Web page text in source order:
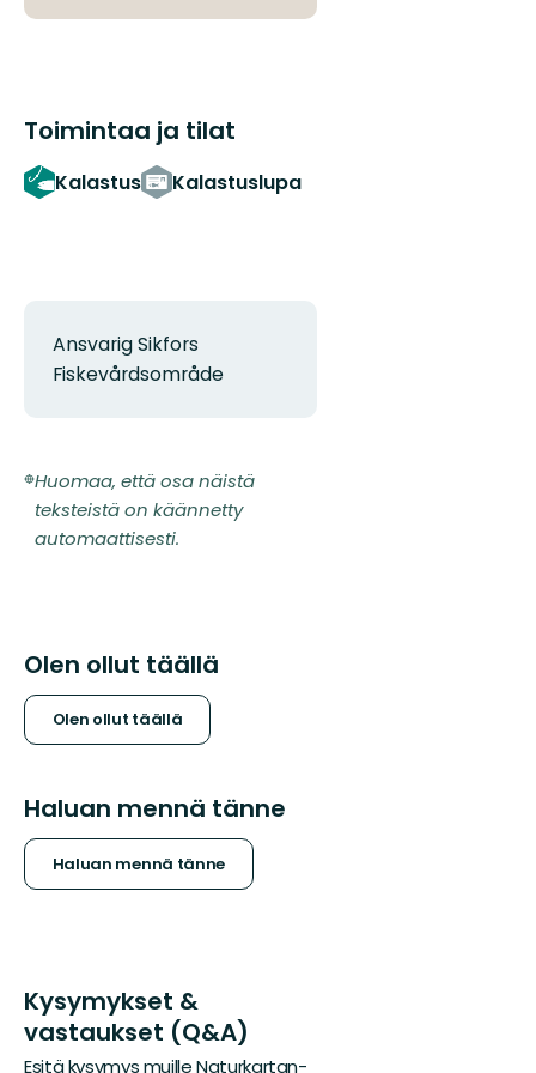
Toimintaa ja tilat
Kalastus Kalastuslupa
Ansvarig Sikfors
Fiskevårdsområde
Huomaa, että osa näistä
teksteistä on käännetty
automaattisesti.
Olen ollut täällä
Olen ollut täällä
Haluan mennä tänne
Haluan mennä tänne
Kysymykset &
vastaukset (Q&A)
Esitä kysymys muille Naturkartan-